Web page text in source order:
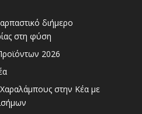
διήμερο
στη φύση
2026
στην Κέα με